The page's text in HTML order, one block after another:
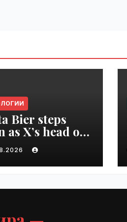
Bier steps
as X’s head of
| VseTime.ru